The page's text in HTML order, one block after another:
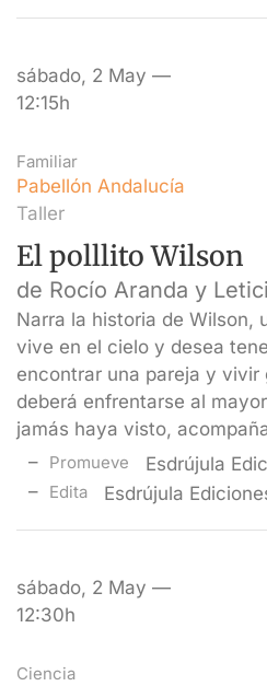
sábado, 2 May —
12:15h
Familiar
Pabellón Andalucía
Taller
El polllito Wilson
de Rocío Aranda y
Narra la historia de Wilson,
vive en el cielo y desea
encontrar una pareja y vivir
deberá enfrentarse al
jamás haya visto,
Promueve Esdrújula
Edita Esdrújula
sábado, 2 May —
12:30h
Ciencia